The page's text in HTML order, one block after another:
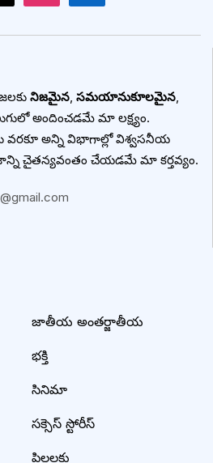
నిజమైన, సమయానుకూలమైన,
అందించడమే మా లక్ష్యం.
అన్ని విభాగాల్లో విశ్వసనీయ
చైతన్యవంతం చేయడమే మా కర్తవ్యం.
@gmail.com
జాతీయ అంతర్జాతీయ
భక్తి
సినిమా
సక్సెస్ స్టోరీస్
పిల్లలకు